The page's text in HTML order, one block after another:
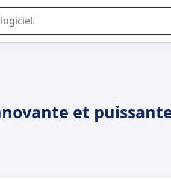
logiciel SaaS en entreprise.
et